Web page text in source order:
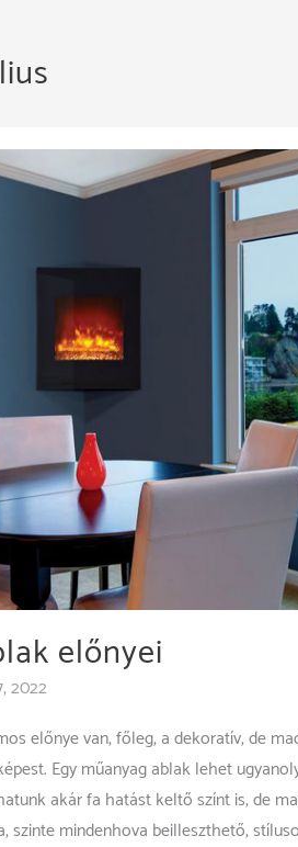
előnyei
2022
előnye van, főleg, a dekoratív, de
Egy műanyag ablak lehet
akár fa hatást keltő színt is, de
szinte mindenhova beilleszthető,